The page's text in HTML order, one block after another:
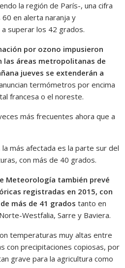
la región de París-, una cifra
en alerta naranja y
superar los 42 grados.
por ozono impusieron
áreas metropolitanas de
jueves se extenderán a
termómetros por encima
francesa o el noreste.
más frecuentes ahora que a
más afectada es la parte sur del
con más de 40 grados.
Meteorología también prevé
registradas en 2015, con
más de 41 grados tanto en
Westfalia, Sarre y Baviera.
temperaturas muy altas entre
con precipitaciones copiosas, por
grave para la agricultura como